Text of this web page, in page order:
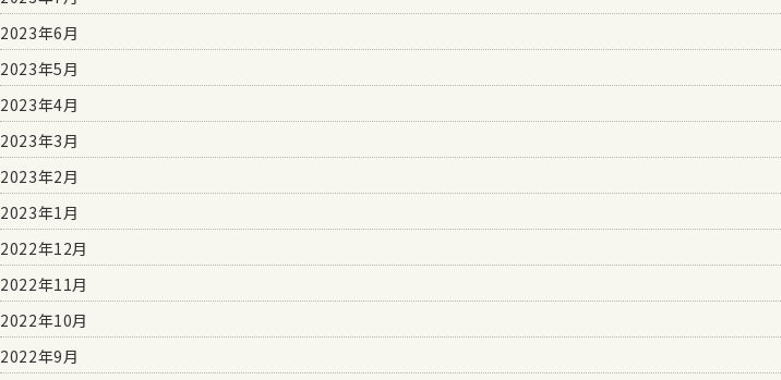
2023年6月
2023年5月
2023年4月
2023年3月
2023年2月
2023年1月
2022年12月
2022年11月
2022年10月
2022年9月